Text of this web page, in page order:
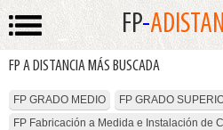
FP-
FP A DISTANCIA MÁS BUSCADA
FP GRADO MEDIO
FP GRADO
FP Fabricación a Medida e Instalación de